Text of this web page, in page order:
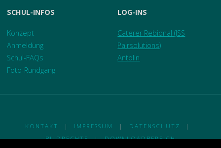
SCHUL-INFOS
Konzept
Anmeldung
Schul-FAQs
Foto-Rundgang
LOG-INS
Caterer Rebional (ISS
Pairsolutions)
Antolin
KONTAKT | IMPRESSUM | DATENSCHUTZ
|
BILDRECHTE
| DOWNLOADBEREICH